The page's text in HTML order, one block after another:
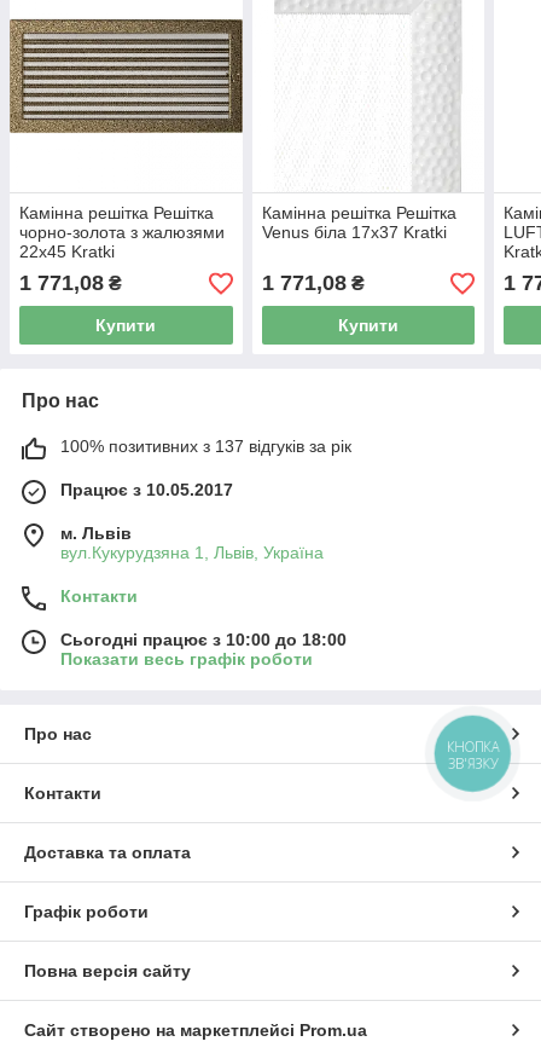
Камінна решітка Решітка
чорно-золота з жалюзями
22x45 Kratki
1 771,08 ₴
Купити
Камінна решітка Решітка
Venus біла 17x37 Kratki
1 771,08₴
Купити
1
Про нас
100% позитивних з 137 відгуків за рік
Працює з 10.05.2017
м. Львів
вул.Кукурудзяна 1, Львів, Україна
Контакти
Сьогодні працює з 10:00 до 18:00
Показати весь графік роботи
Про нас
Контакти
Доставка та оплата
Графік роботи
Повна версія сайту
Сайт створено на маркетплейсі Prom.ua
КНОПКА
ЗВ'ЯЗКУ